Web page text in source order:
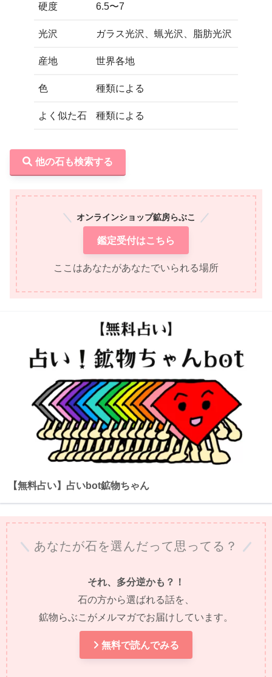
硬度 6.5〜7
光沢 ガラス光沢、蝋光沢、脂肪光沢
産地 世界各地
色 種類による
よく似た石 種類による
他の石も検索する
オンラインショップ鉱房らぶこ
鑑定受付はこちら
ここはあなたがあなたでいられる場所
【無料占い】占いbot鉱物ちゃん
あなたが石を選んだって思ってる？
それ、多分逆かも？！
石の方から選ばれる話を、
鉱物らぶこがメルマガでお届けしています。
無料で読んでみる